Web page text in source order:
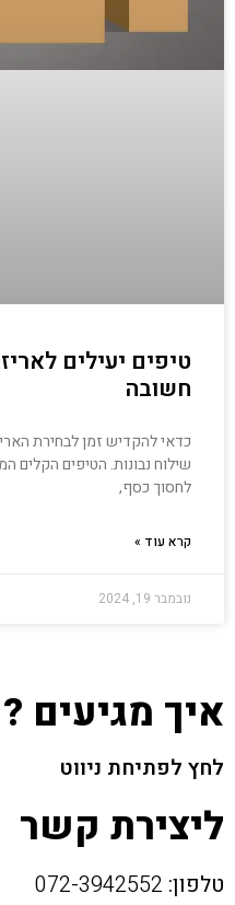
טיפים יעילים
חשובה
כדאי להקדיש זמן לבחירת
שילוח נבונות. הטיפים הקלים
לחסוך כסף,
קרא עוד »
נובמבר 19, 2024
איך מגיעים ?
לחץ לפתיחת ניווט
ליצירת קשר
טלפון: